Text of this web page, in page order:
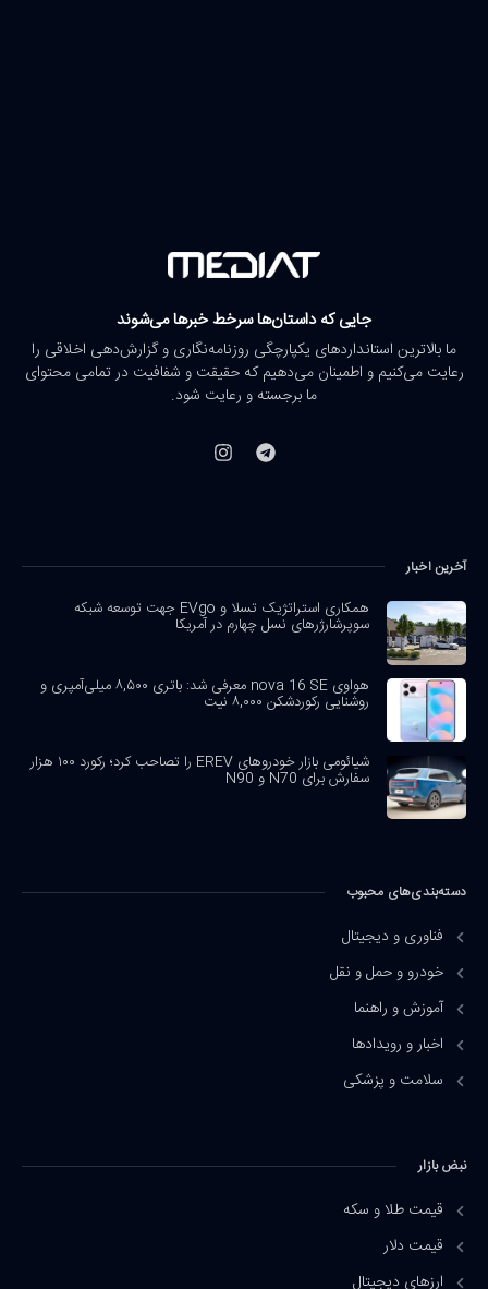
جایی که داستان‌ها سرخط خبرها می‌شوند
ما بالاترین استانداردهای یکپارچگی روزنامه‌نگاری و گزارش‌دهی اخلاقی را
رعایت می‌کنیم و اطمینان می‌دهیم که حقیقت و شفافیت در تمامی محتوای
ما برجسته و رعایت شود.
آخرین اخبار
همکاری استراتژیک تسلا و EVgo جهت توسعه شبکه
سوپرشارژرهای نسل چهارم در آمریکا
هواوی nova 16 SE معرفی شد: باتری ۸,۵۰۰ میلی‌آمپری و
روشنایی رکوردشکن ۸,۰۰۰ نیت
شیائومی بازار خودروهای EREV را تصاحب کرد؛ رکورد ۱۰۰ هزار
سفارش برای N70 و N90
دسته‌بندی‌های محبوب
فناوری و دیجیتال
خودرو و حمل و نقل
آموزش و راهنما
اخبار و رویدادها
سلامت و پزشکی
نبض بازار
قیمت طلا و سکه
قیمت دلار
ارزهای دیجیتال